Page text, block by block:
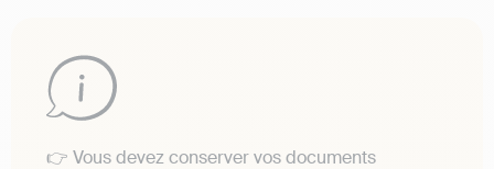
👉 Vous devez conserver vos documents